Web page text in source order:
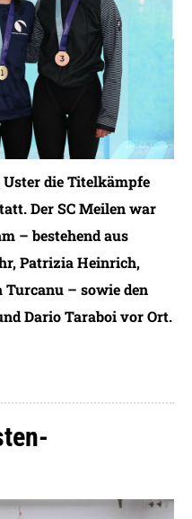
die Titelkämpfe
Der SC Meilen war
– bestehend aus
Patrizia Heinrich,
– sowie den
Dario Taraboi vor Ort.